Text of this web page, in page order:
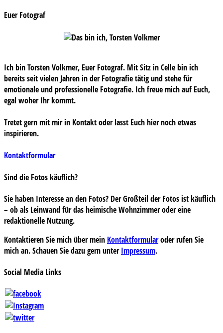
Euer Fotograf
Ich bin Torsten Volkmer, Euer Fotograf. Mit Sitz in Celle bin ich
bereits seit vielen Jahren in der Fotografie tätig und stehe für
emotionale und professionelle Fotografie. Ich freue mich auf Euch,
egal woher Ihr kommt.
Tretet gern mit mir in Kontakt oder lasst Euch hier noch etwas
inspirieren.
Kontaktformular
Sind die Fotos käuflich?
Sie haben Interesse an den Fotos? Der Großteil der Fotos ist käuflich
– ob als Leinwand für das heimische Wohnzimmer oder eine
redaktionelle Nutzung.
Kontaktieren Sie mich über mein Kontaktformularoder rufen Sie
mich an. Schauen Sie dazu gern unterImpressum.
Social Media Links